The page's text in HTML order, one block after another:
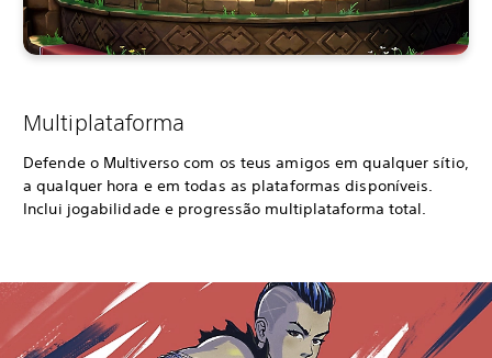
Multiplataforma
Defende o Multiverso com os teus amigos em qualquer sítio,
a qualquer hora e em todas as plataformas disponíveis.
Inclui jogabilidade e progressão multiplataforma total.